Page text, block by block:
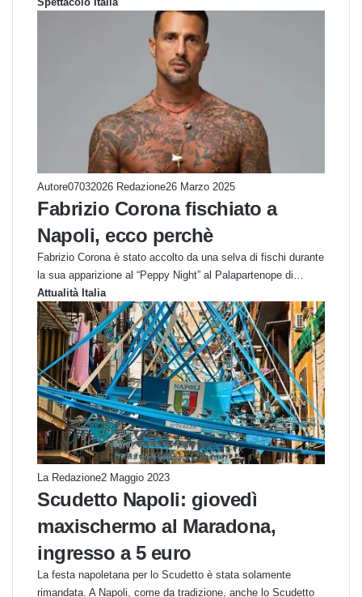
Autore07032026 Redazione26 Marzo 2025
Fabrizio Corona fischiato a
Napoli, ecco perchè
Fabrizio Corona è stato accolto da una selva di fischi durante
la sua apparizione al “Peppy Night” al Palapartenope di…
Attualità Italia
La Redazione2 Maggio 2023
Scudetto Napoli: giovedì
maxischermo al Maradona,
ingresso a 5 euro
La festa napoletana per lo Scudetto è stata solamente
rimandata. A Napoli, come da tradizione, anche lo Scudetto